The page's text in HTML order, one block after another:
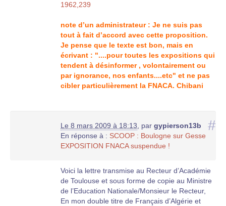
1962,239
note d’un administrateur : Je ne suis pas
tout à fait d’accord avec cette proposition.
Je pense que le texte est bon, mais en
écrivant : "....pour toutes les expositions qui
tendent à désinformer , volontairement ou
par ignorance, nos enfants....etc" et ne pas
cibler particulièrement la FNACA. Chibani
#
Le 8 mars 2009 à 18:13, par gypierson13b
En réponse à : SCOOP : Boulogne sur Gesse
EXPOSITION FNACA suspendue !
Voici la lettre transmise au Recteur d’Académie
de Toulouse et sous forme de copie au Ministre
de l’Education Nationale/Monsieur le Recteur,
En mon double titre de Français d’Algérie et